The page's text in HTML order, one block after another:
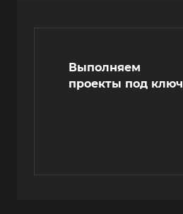
Выполняем
проекты под ключ